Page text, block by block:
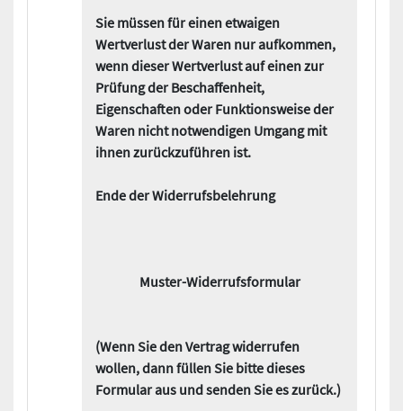
Sie müssen für einen etwaigen
Wertverlust der Waren nur aufkommen,
wenn dieser Wertverlust auf einen zur
Prüfung der Beschaffenheit,
Eigenschaften oder Funktionsweise der
Waren nicht notwendigen Umgang mit
ihnen zurückzuführen ist.
Ende der Widerrufsbelehrung
Muster-Widerrufsformular
(Wenn Sie den Vertrag widerrufen
wollen, dann füllen Sie bitte dieses
Formular aus und senden Sie es zurück.)